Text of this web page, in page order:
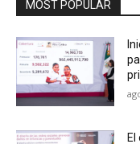
MOST POPULAR